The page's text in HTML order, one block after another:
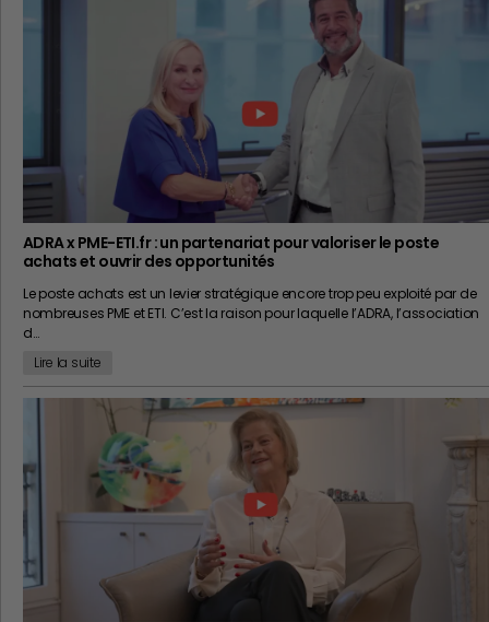
ADRA x PME-ETI.fr : un partenariat pour valoriser le poste
achats et ouvrir des opportunités
Le poste achats est un levier stratégique encore trop peu exploité par de
nombreuses PME et ETI. C’est la raison pour laquelle l’ADRA, l’association
d…
Lire la suite